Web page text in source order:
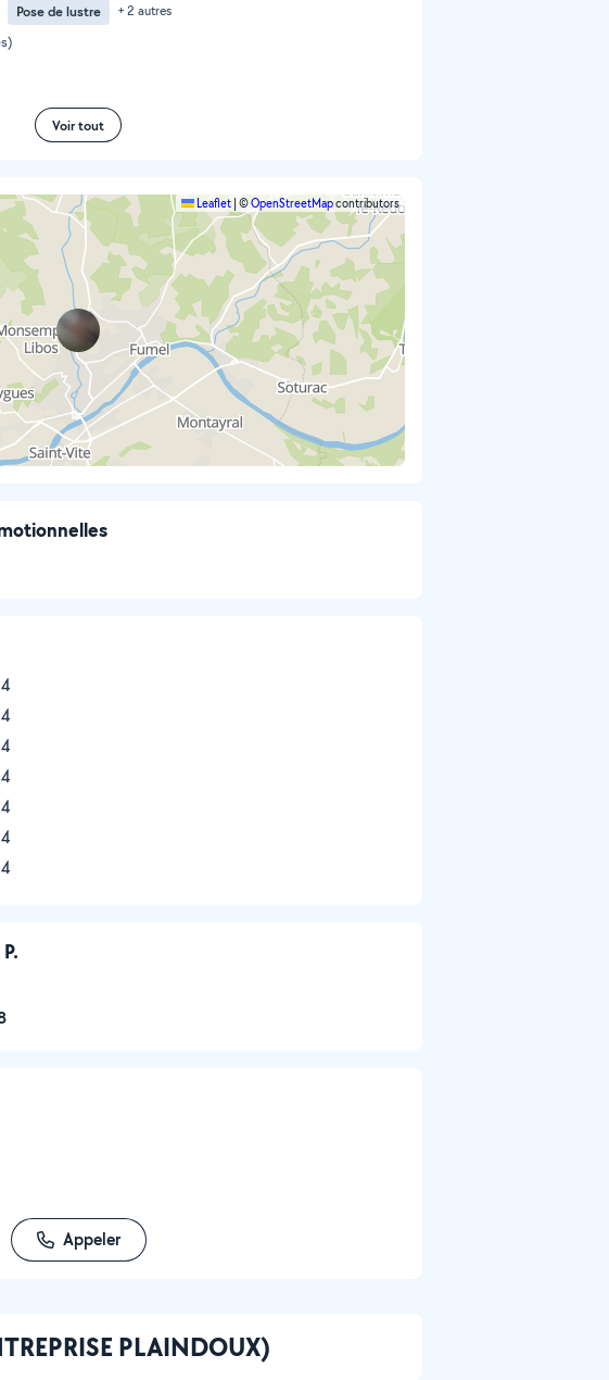
Pose de lustre + 2 autres
Voir tout
Leaflet ©OpenStreetMapcontributors
Appeler
PLAINDOUX)